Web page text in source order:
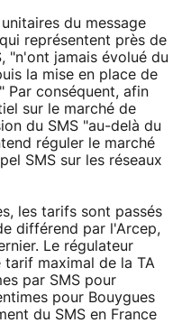
du message
représentent près de
"n'ont jamais évolué du
la mise en place de
Par conséquent, afin
sur le marché de
du SMS "au-delà du
réguler le marché
SMS sur les réseaux
les tarifs sont passés
différend par l'Arcep,
Le régulateur
maximal de la TA
par SMS pour
pour Bouygues
du SMS en France